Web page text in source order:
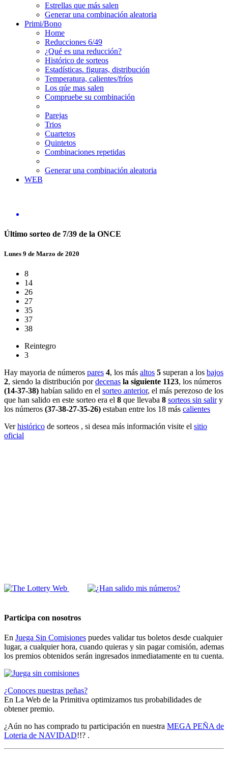
Estrellas que más salen
Generar una combinación aleatoria
Primi/Bono
Home
Reducciones 6/49
¿Qué es una reducción?
Histórico de sorteos
Estadísticas. figuras, distribución
Temperatura, calientes/fríos
Los qúe mas salen
Compruebe su combinación
Parejas
Trios
Cuartetos
Quintetos
Combinaciones repetidas
Generar una combinación aleatoria
WEB
Último sorteo de 7/39 de la ONCE
Lunes 9 de Marzo de 2020
8
14
26
27
35
37
38
Reintegro
3
Hay mayoria de números pares 4, los más altos 5 superan a los bajos
2, siendo la distribución pordecenas la siguiente 1123, los números
(14-37-38) habían salido en el sorteo anterior, el más perezoso de los
que han salido en este sorteo era el 8 que llevaba 8 sorteos sin saliry
los números (37-38-27-35-26) estaban entre los 18 más calientes
Verhistórico de sorteos , si desea más información visite el sitio
oficial
Participa con nosotros
En Juega Sin Comisiones puedes validar tus boletos desde cualquier
lugar, a cualquier hora, cuando quieras y sin pagar comisión, ademas
los premios obtenidos serán ingresados inmediatamente en tu cuenta.
¿Conoces nuestras peñas?
En La Web de la Primitiva optimizamos tus probabilidades de
obtener premio.
¿Aún no has comprado tu participación en nuestra MEGA PEÑA de
Loteria de NAVIDAD!!? .